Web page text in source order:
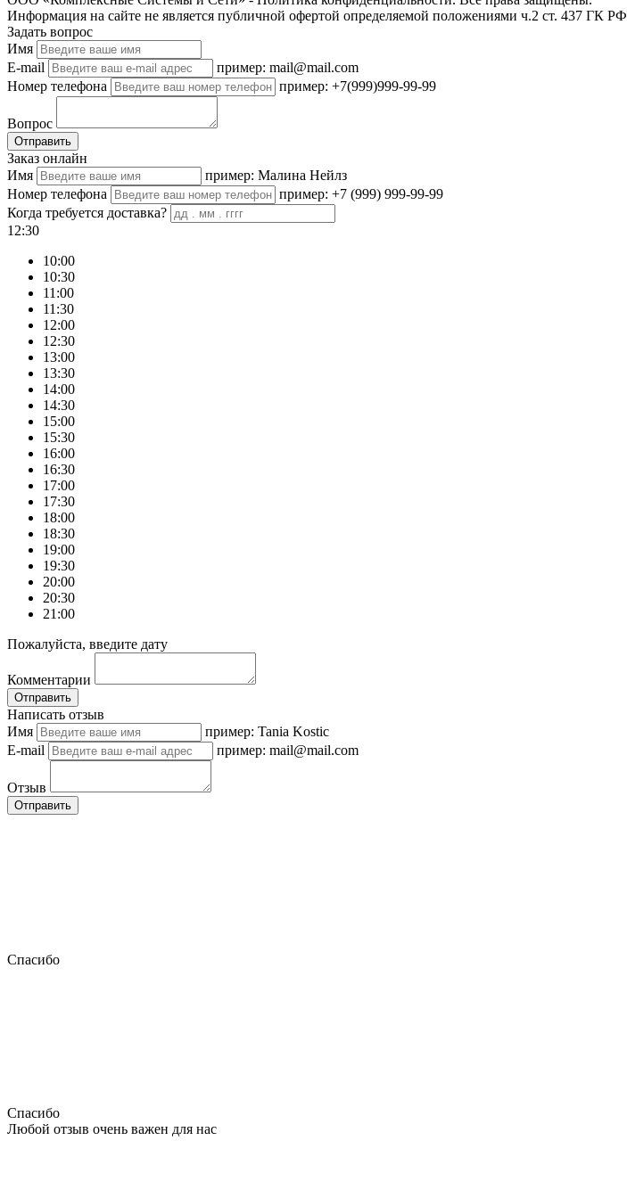
Информация на сайте не является публичной офертой определяемой положениями ч.2 ст. 437 ГК РФ
Задать вопрос
Имя
E-mail
пример: mail@mail.com
Номер телефона
пример: +7(999)999-99-99
Вопрос
Отправить
Заказ онлайн
Имя
пример: Малина Нейлз
Номер телефона
пример: +7 (999) 999-99-99
Когда требуется доставка?
12:30
10:00
10:30
11:00
11:30
12:00
12:30
13:00
13:30
14:00
14:30
15:00
15:30
16:00
16:30
17:00
17:30
18:00
18:30
19:00
19:30
20:00
20:30
21:00
Пожалуйста, введите дату
Комментарии
Отправить
Написать отзыв
Имя
пример: Tania Kostic
E-mail
пример: mail@mail.com
Отзыв
Отправить
Спасибо
Спасибо
Любой отзыв очень важен для нас